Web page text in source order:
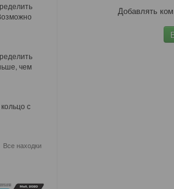
Добавлять
чем
с
Все находки